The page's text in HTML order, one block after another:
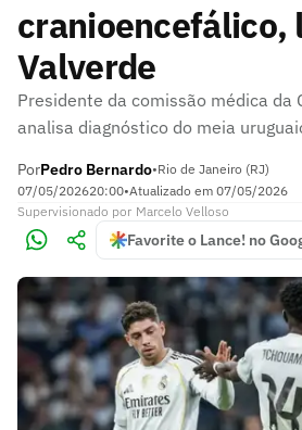
cranioencefálico,
Valverde
Presidente da comissão médica da
analisa diagnóstico do meia
PorPedro Bernardo•Rio de Janeiro (RJ)
07/05/202620:00•Atualizado em 07/05/2026
Supervisionado por Marcelo Velloso
Favorite o Lance! no